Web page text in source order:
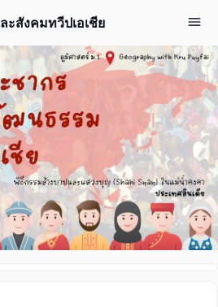
สังคมทวีปเอเชีย